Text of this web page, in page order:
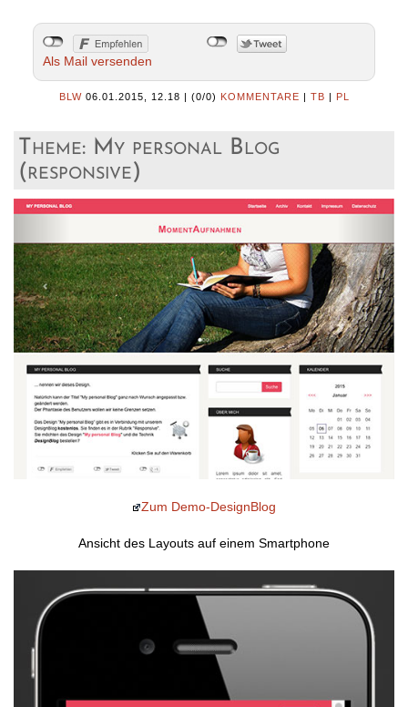
Als Mail versenden
BLW 06.01.2015, 12.18 (0/0) KOMMENTARE TB PL
Theme: My personal Blog
(responsive)
Zum Demo-DesignBlog
Ansicht des Layouts auf einem Smartphone